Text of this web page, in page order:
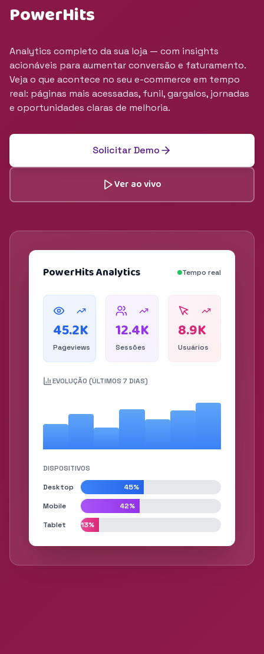
PowerHits
Analytics completo da sua loja — com insights
acionáveis para aumentar conversão e faturamento.
Veja o que acontece no seu e-commerce em tempo
real: páginas mais acessadas, funil, gargalos, jornadas
e oportunidades claras de melhoria.
Solicitar Demo
Ver ao vivo
PowerHits Analytics Tempo real
45.2K
Pageviews
12.4K
Sessões
8.9K
Usuários
EVOLUÇÃO (ÚLTIMOS 7 DIAS)
DISPOSITIVOS
Desktop
45%
Mobile
42%
Tablet
13%